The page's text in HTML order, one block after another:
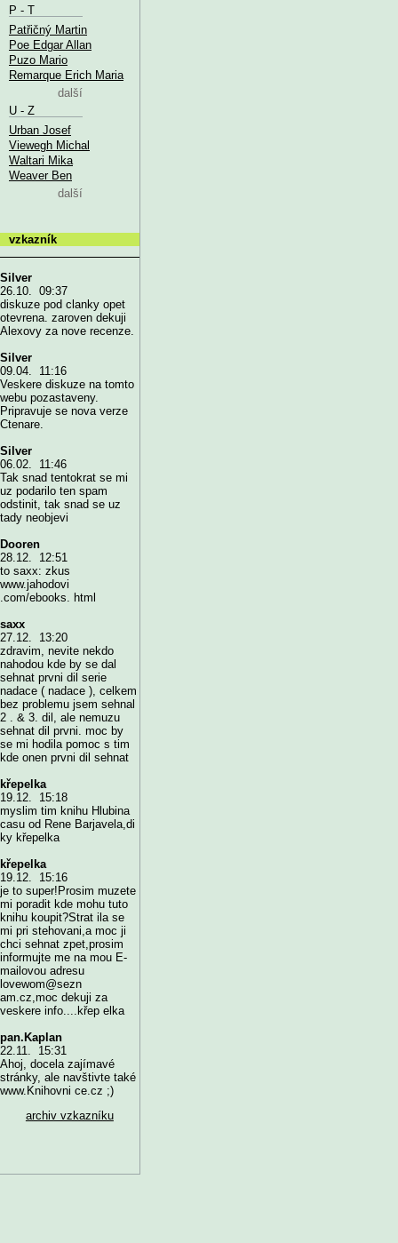
P - T
Patřičný Martin
Poe Edgar Allan
Puzo Mario
Remarque Erich Maria
další
U - Z
Urban Josef
Viewegh Michal
Waltari Mika
Weaver Ben
další
vzkazník
Silver
26.10. 09:37
diskuze pod clanky opet
otevrena. zaroven dekuji
Alexovy za nove recenze.
Silver
09.04. 11:16
Veskere diskuze na tomto
webu pozastaveny.
Pripravuje se nova verze
Ctenare.
Silver
06.02. 11:46
Tak snad tentokrat se mi
uz podarilo ten spam
odstinit, tak snad se uz
tady neobjevi
Dooren
28.12. 12:51
to saxx: zkus
www.jahodovi
.com/ebooks. html
saxx
27.12. 13:20
zdravim, nevite nekdo
nahodou kde by se dal
sehnat prvni dil serie
nadace ( nadace ), celkem
bez problemu jsem sehnal
2 . & 3. dil, ale nemuzu
sehnat dil prvni. moc by
se mi hodila pomoc s tim
kde onen prvni dil sehnat
křepelka
19.12. 15:18
myslim tim knihu Hlubina
casu od Rene Barjavela,di
ky křepelka
křepelka
19.12. 15:16
je to super!Prosim muzete
mi poradit kde mohu tuto
knihu koupit?Strat ila se
mi pri stehovani,a moc ji
chci sehnat zpet,prosim
informujte me na mou E-
mailovou adresu
lovewom@sezn
am.cz,moc dekuji za
veskere info....křep elka
pan.Kaplan
22.11. 15:31
Ahoj, docela zajímavé
stránky, ale navštivte také
www.Knihovni ce.cz ;)
archiv vzkazníku